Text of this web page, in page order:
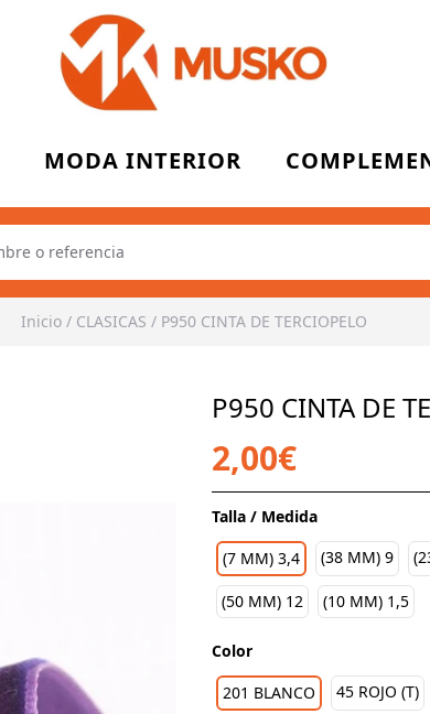
MODA INTERIOR
Inicio / CLASICAS / P950 CINTA DE TERCIOPELO
P950 CINTA DE
2,00€
Talla / Medida
(7 MM) 3,4
(38 MM) 9
(50 MM) 12 (10 MM) 1,5
Color
201 BLANCO
45 ROJO (T)